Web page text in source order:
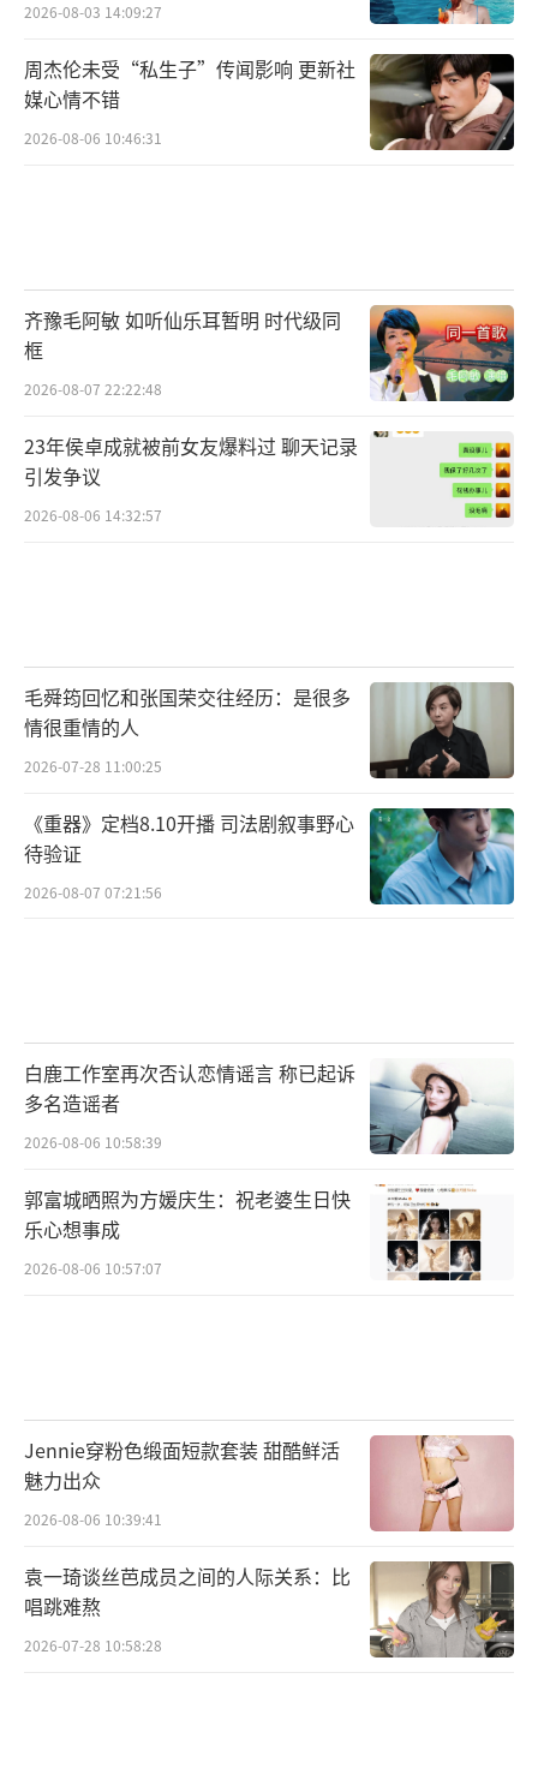
2026-08-03 14:09:27
周杰伦未受“私生子”传闻影响 更新社
媒心情不错
2026-08-06 10:46:31
齐豫毛阿敏 如听仙乐耳暂明 时代级同
框
2026-08-07 22:22:48
23年侯卓成就被前女友爆料过 聊天记录
引发争议
2026-08-06 14:32:57
毛舜筠回忆和张国荣交往经历：是很多
情很重情的人
2026-07-28 11:00:25
《重器》定档8.10开播 司法剧叙事野心
待验证
2026-08-07 07:21:56
白鹿工作室再次否认恋情谣言 称已起诉
多名造谣者
2026-08-06 10:58:39
郭富城晒照为方媛庆生：祝老婆生日快
乐心想事成
2026-08-06 10:57:07
Jennie穿粉色缎面短款套装 甜酷鲜活
魅力出众
2026-08-06 10:39:41
袁一琦谈丝芭成员之间的人际关系：比
唱跳难熬
2026-07-28 10:58:28